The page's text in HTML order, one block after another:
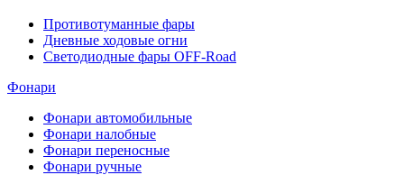
Противотуманные фары
Дневные ходовые огни
Светодиодные фары OFF-Road
Фонари
Фонари автомобильные
Фонари налобные
Фонари переносные
Фонари ручные